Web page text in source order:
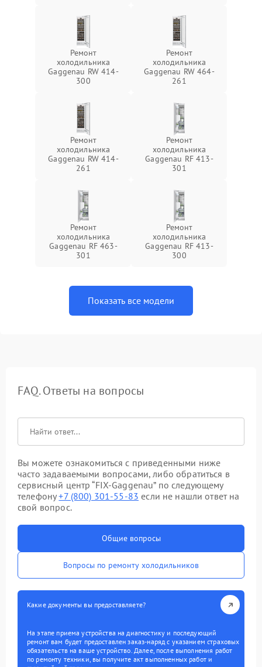
Ремонт
холодильника
Gaggenau RW 414-
300
Ремонт
холодильника
Gaggenau RW 464-
261
Ремонт
холодильника
Gaggenau RW 414-
261
Ремонт
холодильника
Gaggenau RF 413-
301
Ремонт
холодильника
Gaggenau RF 463-
301
Ремонт
холодильника
Gaggenau RF 413-
300
Показать все модели
FAQ. Ответы на вопросы
Вы можете ознакомиться с приведенными ниже
часто задаваемыми вопросами, либо обратиться в
сервисный центр “FIX-Gaggenau” по следующему
телефону+7 (800) 301-55-83 если не нашли ответ на
свой вопрос.
Общие вопросы
Вопросы по ремонту холодильников
Какие документы вы предоставляете?
На этапе приема устройства на диагностику и последующий
ремонт вам будет предоставлен заказ-наряд с указанием страховых
обязательств на ваше устройство. Далее, после выполнения работ
по ремонту техники, вы получите акт выполненных работ и